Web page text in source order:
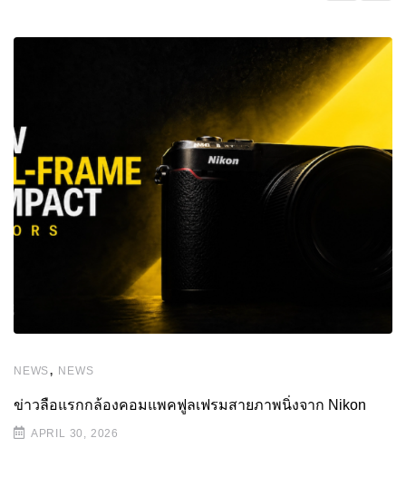
NEWS, NEWS
ข่าวลือแรกกล้องคอมแพคฟูลเฟรมสายภาพนิ่งจาก Nikon
APRIL 30, 2026